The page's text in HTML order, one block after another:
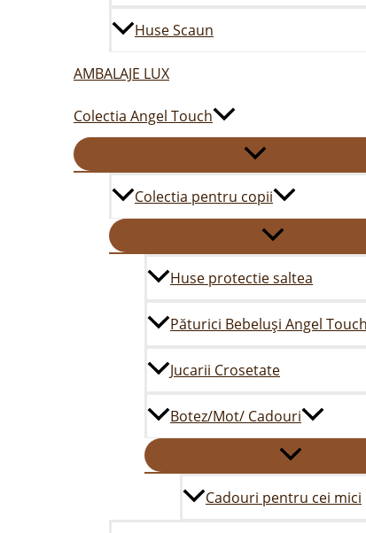
Huse Scaun
AMBALAJE LUX
Colectia Angel Touch
Colectia pentru copii
Huse protectie saltea
Păturici Bebeluși Angel Touch
Jucarii Crosetate
Botez/Mot/ Cadouri
Cadouri pentru cei mici